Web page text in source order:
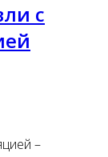
с
–